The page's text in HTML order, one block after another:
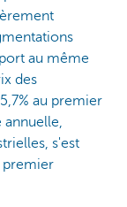
au même
des
au premier
s'est
premier